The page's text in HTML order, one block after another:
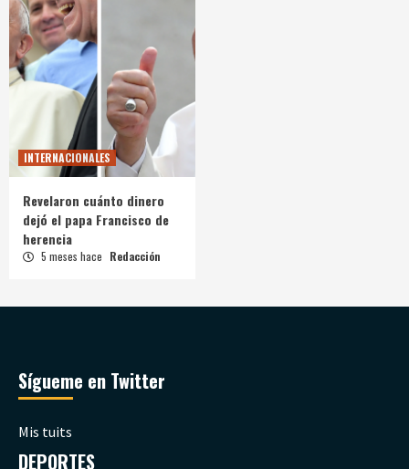
INTERNACIONALES
Revelaron cuánto dinero
dejó el papa Francisco de
herencia
5 meses hace Redacción
Sígueme en Twitter
Mis tuits
DEPORTES